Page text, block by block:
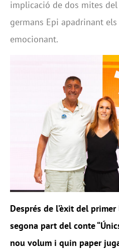
implicació de dos mites
germans Epi apadrinant
emocionant.
Després de l’èxit del
segona part del conte
nou volum i quin paper